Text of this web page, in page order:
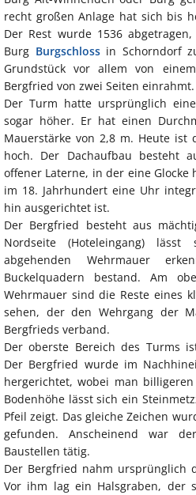
recht großen Anlage hat sich bis
Der Rest wurde 1536
Burg Burgschlossin Schorndorf
Grundstück vor allem von
Bergfried von zwei Seiten einrahmt.
Der Turm hatte ursprünglich
sogar höher. Er hat einen
Mauerstärke von 2,8 m. Heute
hoch. Der Dachaufbau besteht
offener Laterne, in der eine
im 18. Jahrhundert eine Uhr
hin ausgerichtet ist.
Der Bergfried besteht aus
Nordseite (Hoteleingang)
abgehenden Wehrmauer
Buckelquadern bestand. Am
Wehrmauer sind die Reste eines
sehen, der den Wehrgang der
Bergfrieds verband.
Der oberste Bereich des Turms
Der Bergfried wurde im
hergerichtet, wobei man
Bodenhöhe lässt sich ein
Pfeil zeigt. Das gleiche Zeichen
gefunden. Anscheinend war
Baustellen tätig.
Der Bergfried nahm ursprünglich
Vor ihm lag ein Halsgraben, der